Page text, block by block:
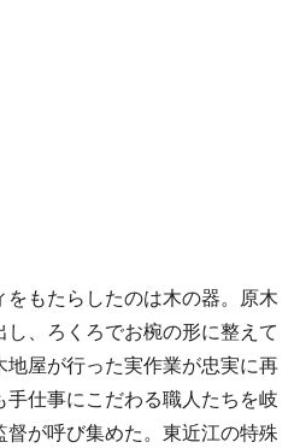
もたらしたのは木の器。原木
、ろくろでお椀の形に整えて
屋が行った実作業が忠実に再
仕事にこだわる職人たちを岐
が呼び集めた。東近江の特殊